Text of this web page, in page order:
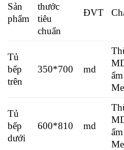
Sản
phẩm
thước
tiêu
chuẩn
ĐVT
Tủ
bếp
trên
350*700 md
Tủ
bếp
dưới
600*810 md